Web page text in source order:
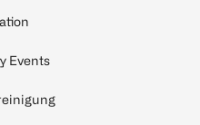
Events